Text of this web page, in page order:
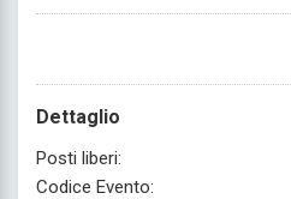
Dettaglio
Posti liberi:
Codice Evento: